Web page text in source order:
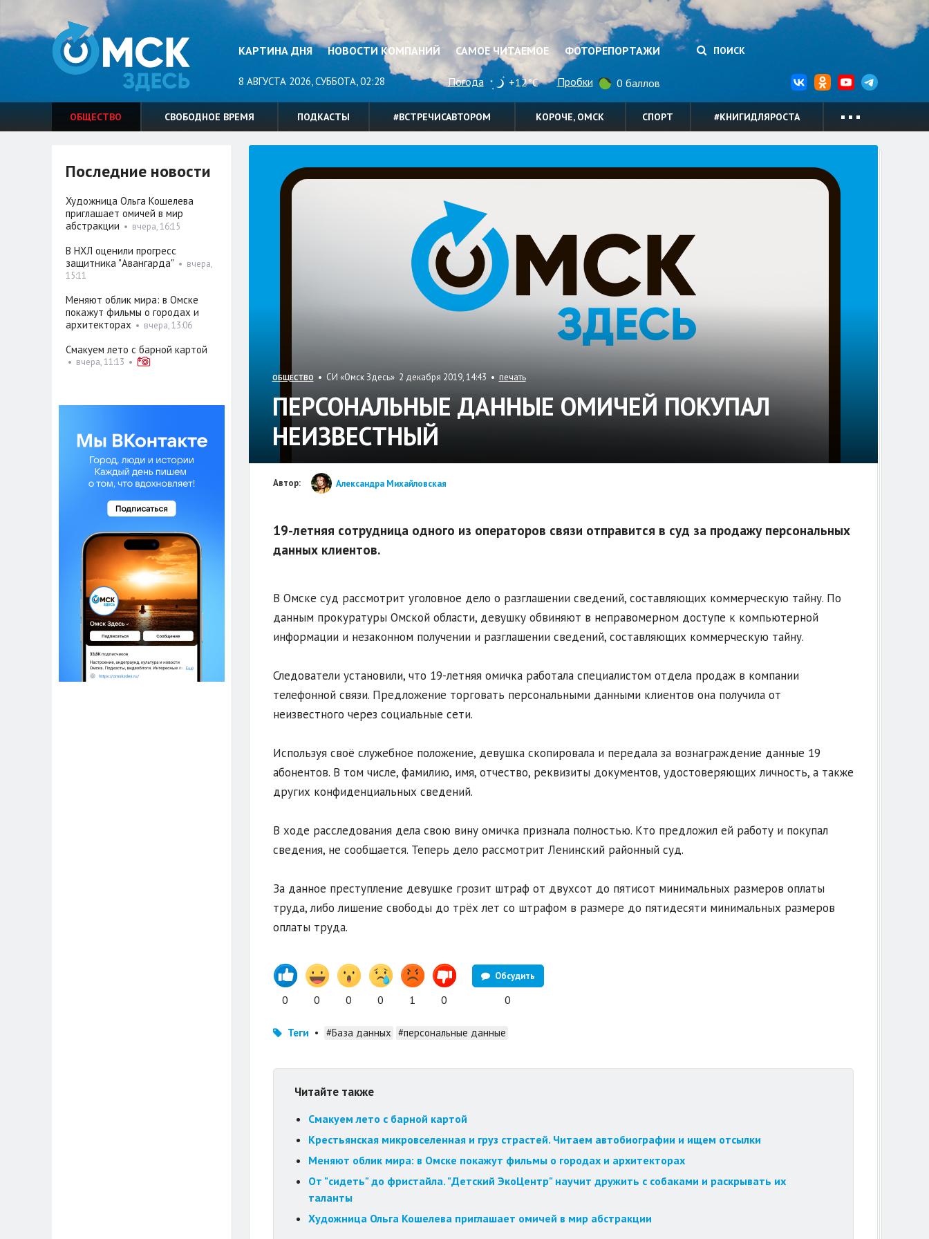
КАРТИНА ДНЯ НОВОСТИ КОМПАНИЙ САМОЕ ЧИТАЕМОЕ ФОТОРЕПОРТАЖИ ПОИСК
8 АВГУСТА 2026, СУББОТА, 02:28 Погода +12°C Пробки 0 баллов
ОБЩЕСТВО СВОБОДНОЕ ВРЕМЯ ПОДКАСТЫ #ВСТРЕЧИСАВТОРОМ КОРОЧЕ, ОМСК СПОРТ #КНИГИДЛЯРОСТА
ОБЩЕСТВО • СИ «Омск Здесь» 2 декабря 2019, 14:43 • печать
ПЕРСОНАЛЬНЫЕ ДАННЫЕ ОМИЧЕЙ ПОКУПАЛ
НЕИЗВЕСТНЫЙ
Автор: Александра Михайловская
19-летняя сотрудница одного из операторов связи отправится в суд за продажу персональных
данных клиентов.
В Омске суд рассмотрит уголовное дело о разглашении сведений, составляющих коммерческую тайну. По
данным прокуратуры Омской области, девушку обвиняют в неправомерном доступе к компьютерной
информации и незаконном получении и разглашении сведений, составляющих коммерческую тайну.
Следователи установили, что 19-летняя омичка работала специалистом отдела продаж в компании
телефонной связи. Предложение торговать персональными данными клиентов она получила от
неизвестного через социальные сети.
Используя своё служебное положение, девушка скопировала и передала за вознаграждение данные 19
абонентов. В том числе, фамилию, имя, отчество, реквизиты документов, удостоверяющих личность, а также
других конфиденциальных сведений.
В ходе расследования дела свою вину омичка признала полностью. Кто предложил ей работу и покупал
сведения, не сообщается. Теперь дело рассмотрит Ленинский районный суд.
За данное преступление девушке грозит штраф от двухсот до пятисот минимальных размеров оплаты
труда, либо лишение свободы до трёх лет со штрафом в размере до пятидесяти минимальных размеров
оплаты труда.
0 0 0 0 1 0
Обсудить
0
Теги • #База данных #персональные данные
Читайте также
Смакуем лето с барной картой
Крестьянская микровселенная и груз страстей. Читаем автобиографии и ищем отсылки
Меняют облик мира: в Омске покажут фильмы о городах и архитекторах
От "сидеть" до фристайла. "Детский ЭкоЦентр" научит дружить с собаками и раскрывать их
таланты
Художница Ольга Кошелева приглашает омичей в мир абстракции
Последние новости
Художница Ольга Кошелева
приглашает омичей в мир
абстракции • вчера, 16:15
В НХЛ оценили прогресс
защитника "Авангарда" • вчера,
15:11
Меняют облик мира: в Омске
покажут фильмы о городах и
архитекторах • вчера, 13:06
Смакуем лето с барной картой
• вчера, 11:13 •